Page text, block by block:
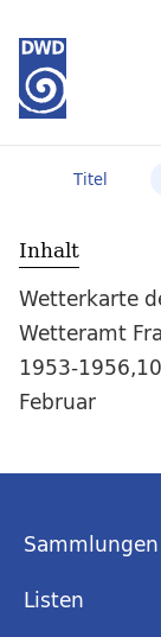
Titel
Inhalt
Wetterkarte
Wetteramt
1953-
Februar
Sammlungen
Listen